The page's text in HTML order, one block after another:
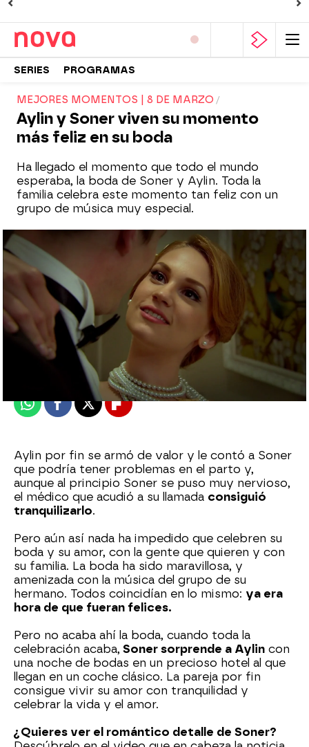
SERIES PROGRAMAS
MEJORES MOMENTOS | 8 DE MARZO
Aylin y Soner viven su momento
más feliz en su boda
Ha llegado el momento que todo el mundo
esperaba, la boda de Soner y Aylin. Toda la
familia celebra este momento tan feliz con un
grupo de música muy especial.
Nova
Madrid
08 de marzo de 2022, 21:44
WhatsappFacebook
X Flipboard
Aylin por fin se armó de valor y le contó a Soner
que podría tener problemas en el parto y,
aunque al principio Soner se puso muy nervioso,
el médico que acudió a su llamada consiguió
tranquilizarlo.
Pero aún así nada ha impedido que celebren su
boda y su amor, con la gente que quieren y con
su familia. La boda ha sido maravillosa, y
amenizada con la música del grupo de su
hermano. Todos coincidían en lo mismo: ya era
hora de que fueran felices.
Pero no acaba ahí la boda, cuando toda la
celebración acaba, Soner sorprende a Aylin con
una noche de bodas en un precioso hotel al que
llegan en un coche clásico. La pareja por fin
consigue vivir su amor con tranquilidad y
celebrar la vida y el amor.
¿Quieres ver el romántico detalle de Soner?